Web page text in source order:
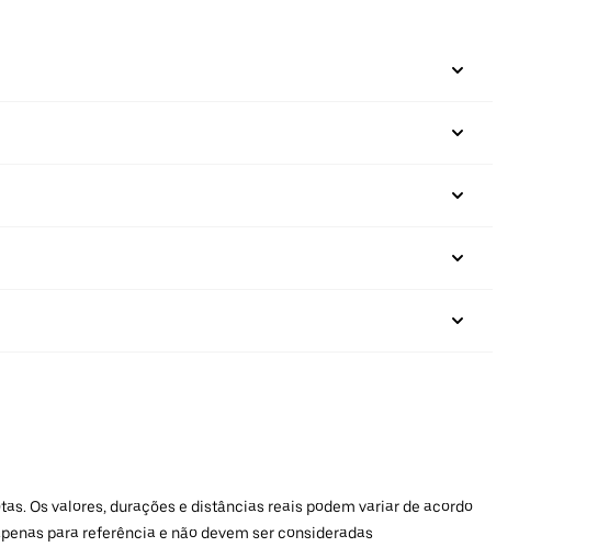
Os valores, durações e distâncias reais podem variar de acordo
para referência e não devem ser consideradas